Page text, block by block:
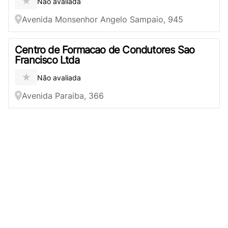
Avenida Monsenhor Angelo Sampaio, 945
Centro de Formacao de Condutores Sao
Francisco Ltda
★ Não avaliada
Avenida Paraiba, 366